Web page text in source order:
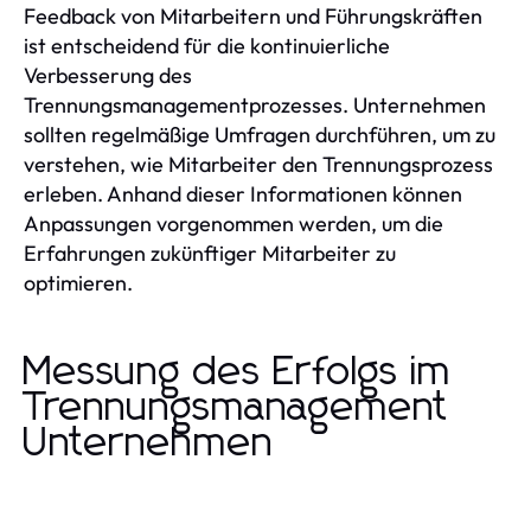
Feedback von Mitarbeitern und Führungskräften
ist entscheidend für die kontinuierliche
Verbesserung des
Trennungsmanagementprozesses. Unternehmen
sollten regelmäßige Umfragen durchführen, um zu
verstehen, wie Mitarbeiter den Trennungsprozess
erleben. Anhand dieser Informationen können
Anpassungen vorgenommen werden, um die
Erfahrungen zukünftiger Mitarbeiter zu
optimieren.
Messung des Erfolgs im
Trennungsmanagement
Unternehmen